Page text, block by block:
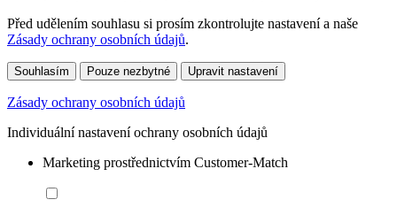
Před udělením souhlasu si prosím zkontrolujte nastavení a naše
Zásady ochrany osobních údajů.
Souhlasím Pouze nezbytné Upravit nastavení
Zásady ochrany osobních údajů
Individuální nastavení ochrany osobních údajů
Marketing prostřednictvím Customer-Match